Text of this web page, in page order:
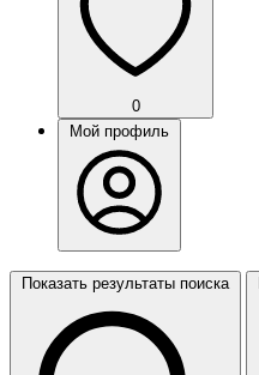
0
Мой профиль
Показать результаты поиска